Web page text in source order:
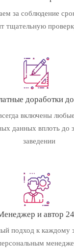
за соблюдение
тщательную
доработки
включены
данных вплоть до
заведении
и автор
подход к каждому